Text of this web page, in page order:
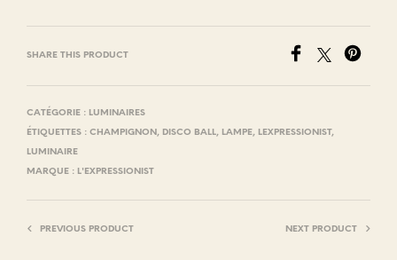
SHARE THIS PRODUCT
CATÉGORIE : LUMINAIRES
ÉTIQUETTES : CHAMPIGNON , DISCO BALL, LAMPE, LEXPRESSIONIST,
LUMINAIRE
MARQUE : L'EXPRESSIONIST
PREVIOUS PRODUCT NEXT PRODUCT